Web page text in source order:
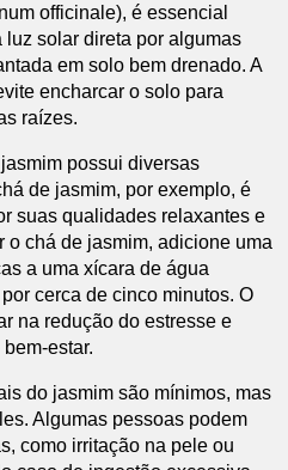
officinale), é essencial
solar direta por algumas
em solo bem drenado. A
encharcar o solo para
raízes.
possui diversas
de jasmim, por exemplo, é
suas qualidades relaxantes e
o chá de jasmim, adicione uma
a uma xícara de água
cerca de cinco minutos. O
na redução do estresse e
estar.
do jasmim são mínimos, mas
Algumas pessoas podem
como irritação na pele ou